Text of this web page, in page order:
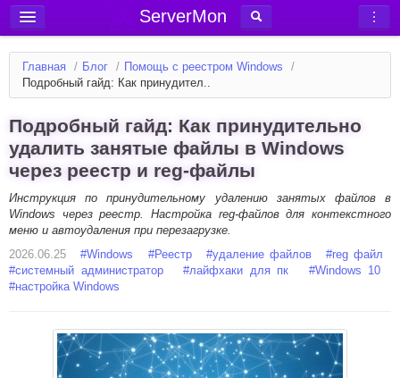
ServerMon
Добавить сервер
Мониторинг серверов
Блог
Статьи
Форум
Вход в аккаунт
Главная / Блог / Помощь с реестром Windows
/
Подробный гайд: Как принудител..
Подробный гайд: Как принудительно
удалить занятые файлы в Windows
через реестр и reg-файлы
Инструкция по принудительному удалению занятых файлов в
Windows через реестр. Настройка reg-файлов для контекстного
меню и автоудаления при перезагрузке.
2026.06.25
#Windows #Реестр #удаление файлов #reg файл
#системный администратор #лайфхаки для пк #Windows 10
#настройка Windows